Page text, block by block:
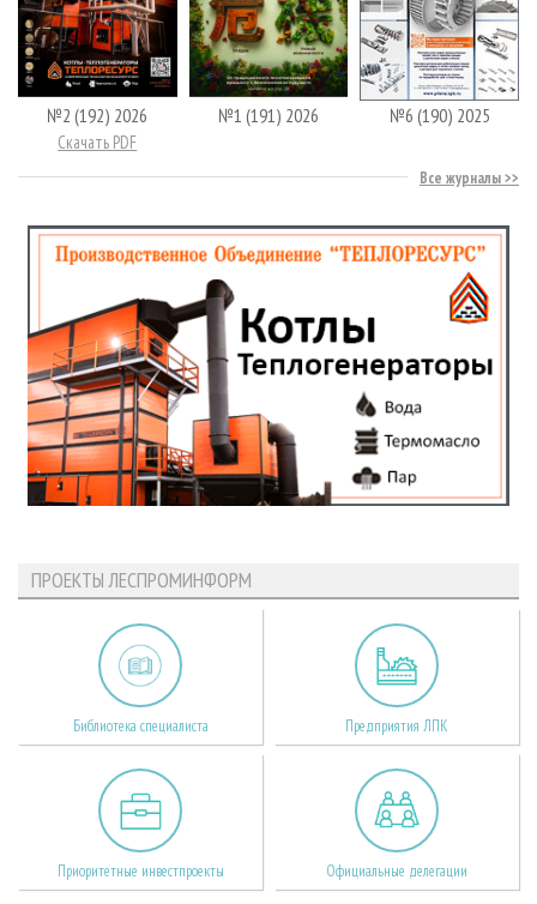
№2 (192) 2026
Скачать PDF
№1 (191) 2026 №6 (190) 2025
Все журналы
ПРОЕКТЫ ЛЕСПРОМИНФОРМ
Библиотека специалиста Предприятия ЛПК
Приоритетные инвестпроекты Официальные делегации